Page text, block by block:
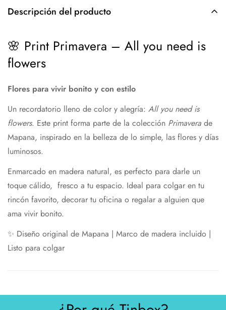
Descripción del producto
🌸 Print Primavera – All you need is
flowers
Flores para vivir bonito y con estilo
Un recordatorio lleno de color y alegría: All you need is
flowers. Este print forma parte de la colección Primavera de
Mapana, inspirado en la belleza de lo simple, las flores y días
luminosos.
Enmarcado en madera natural, es perfecto para darle un
toque cálido, fresco a tu espacio. Ideal para colgar en tu
rincón favorito, decorar tu oficina o regalar a alguien que
ama vivir bonito.
✨ Diseño original de Mapana | Marco de madera incluido |
Listo para colgar